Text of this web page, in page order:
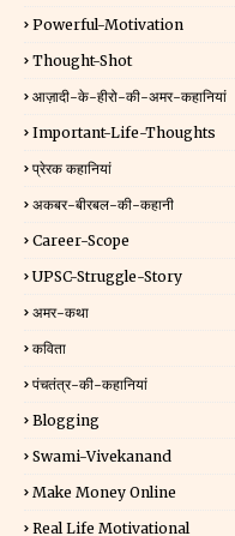
Powerful-Motivation
Thought-Shot
आज़ादी-के-हीरो-की-अमर-कहानियां
Important-Life-Thoughts
प्रेरक कहानियां
अकबर-बीरबल-की-कहानी
Career-Scope
UPSC-Struggle-Story
अमर-कथा
कविता
पंचतंत्र-की-कहानियां
Blogging
Swami-Vivekanand
Make Money Online
Real Life Motivational